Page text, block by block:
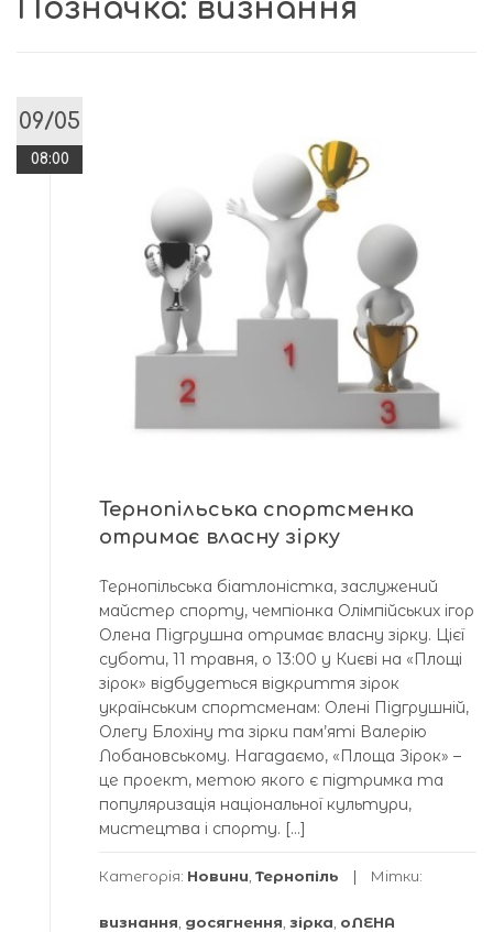
Позначка: визнання
09/05
08:00
Тернопільська спортсменка
отримає власну зірку
Тернопільська біатлоністка, заслужений
майстер спорту, чемпіонка Олімпійських ігор
Олена Підгрушна отримає власну зірку. Цієї
суботи, 11 травня, о 13:00 у Києві на «Площі
зірок» відбудеться відкриття зірок
українським спортсменам: Олені Підгрушній,
Олегу Блохіну та зірки пам’яті Валерію
Лобановському. Нагадаємо, «Площа Зірок» –
це проект, метою якого є підтримка та
популяризація національної культури,
мистецтва і спорту. […]
Категорія: Новини Тернопіль Мітки:
визнання досягнення зірка оЛЕНА